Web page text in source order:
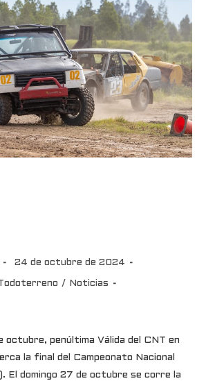
24 de octubre de 2024
/ Noticias
octubre, penúltima Válida del CNT en
la final del Campeonato Nacional
El domingo 27 de octubre se corre la